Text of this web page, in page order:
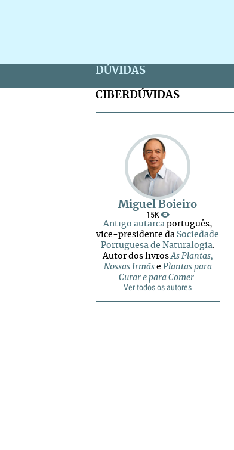
DÚVIDAS
CIBERDÚVIDAS
Miguel Boieiro
15K
Antigo autarcaportuguês,
vice-presidente da Sociedade
Portuguesa de Naturalogia.
Autor dos livrosAs Plantas,
Nossas Irmãse Plantas para
Curar e para Comer.
Ver todos os autores